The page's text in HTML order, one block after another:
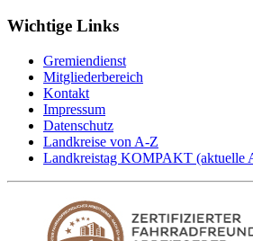
Wichtige Links
Gremiendienst
Mitgliederbereich
Kontakt
Impressum
Datenschutz
Landkreise von A-Z
Landkreistag KOMPAKT (aktuelle